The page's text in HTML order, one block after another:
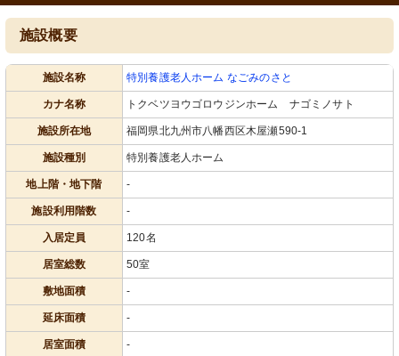
施設概要
施設名称 特別養護老人ホーム なごみのさと
カナ名称 トクベツヨウゴロウジンホーム ナゴミノサト
施設所在地 福岡県北九州市八幡西区木屋瀬590-1
施設種別 特別養護老人ホーム
地上階・地下階 -
施設利用階数 -
入居定員 120名
居室総数 50室
敷地面積 -
延床面積 -
居室面積 -